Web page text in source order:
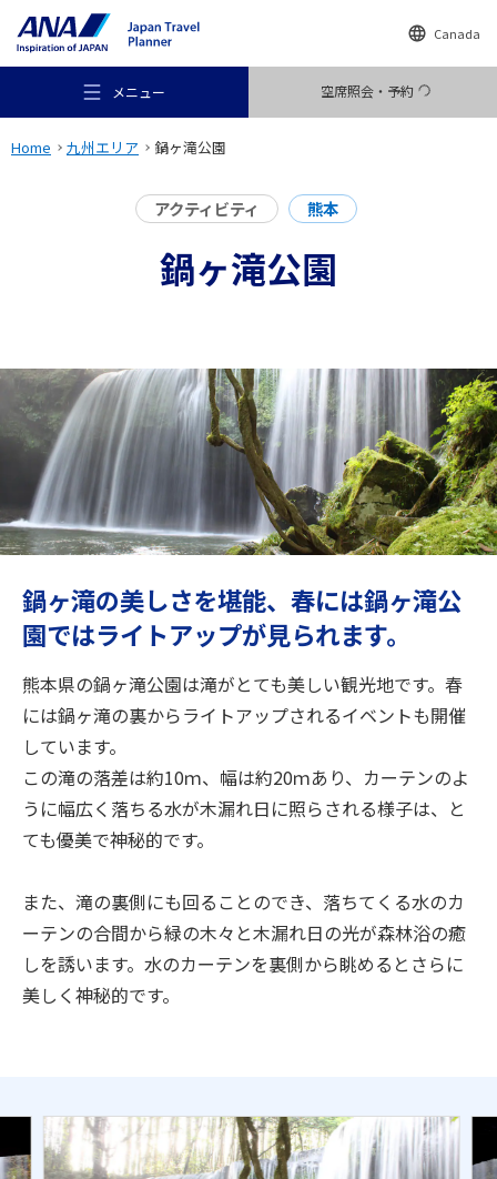
Canada
メニュー 空席照会・予約
行き先
旅のお役立ち情報
閉じる
Home 九州エリア 鍋ヶ滝公園
アクティビティ 熊本
鍋ヶ滝公園
鍋ヶ滝の美しさを堪能、春には鍋ヶ滝公
園ではライトアップが見られます。
熊本県の鍋ヶ滝公園は滝がとても美しい観光地です。春
には鍋ヶ滝の裏からライトアップされるイベントも開催
しています。
この滝の落差は約10ｍ、幅は約20ｍあり、カーテンのよ
うに幅広く落ちる水が木漏れ日に照らされる様子は、と
ても優美で神秘的です。
また、滝の裏側にも回ることのでき、落ちてくる水のカ
ーテンの合間から緑の木々と木漏れ日の光が森林浴の癒
しを誘います。水のカーテンを裏側から眺めるとさらに
美しく神秘的です。